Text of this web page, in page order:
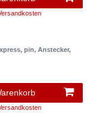
pin, Anstecker,